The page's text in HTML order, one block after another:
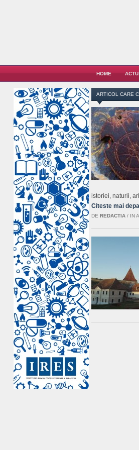
HOME
ARTICOL CARE
istoriei, naturii,
Citeste mai
DE REDACTIA / IN